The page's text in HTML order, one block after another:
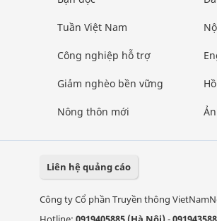
Tuần Việt Nam
Công nghiệp hỗ trợ
Giảm nghèo bền vững
Nông thôn mới
Liên hệ quảng cáo
Công ty Cổ phần Truyền thông